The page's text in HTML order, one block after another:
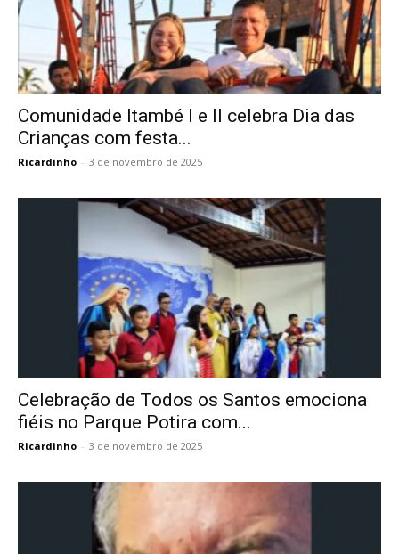
Comunidade Itambé I e II celebra Dia das
Crianças com festa...
Ricardinho - 3 de novembro de 2025
Celebração de Todos os Santos emociona
fiéis no Parque Potira com...
Ricardinho - 3 de novembro de 2025